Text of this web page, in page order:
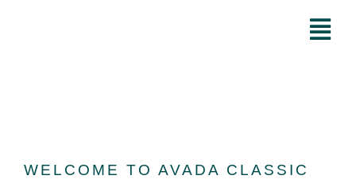
WELCOME TO AVADA CLASSIC